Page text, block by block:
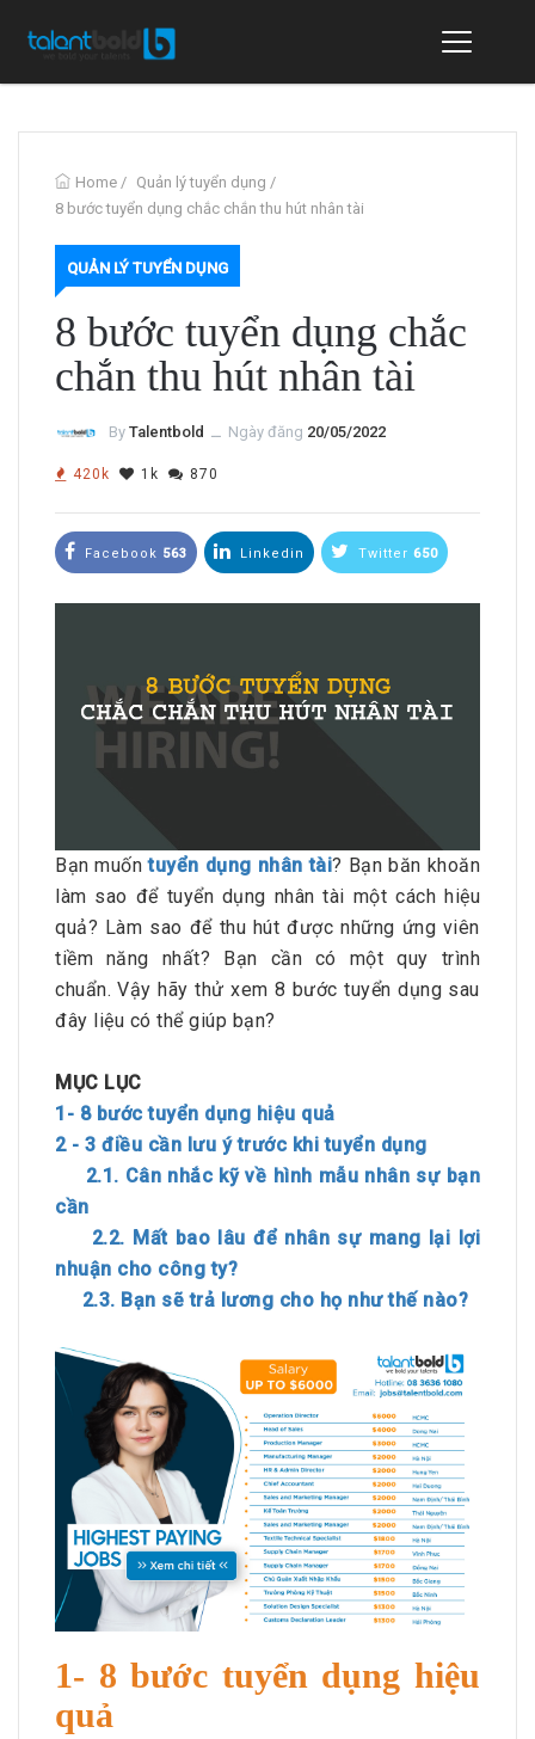
Home / Quản lý tuyển dụng /
8 bước tuyển dụng chắc chắn thu hút nhân tài
QUẢN LÝ TUYỂN DỤNG
8 bước tuyển dụng chắc
chắn thu hút nhân tài
By Talentbold ــ Ngày đăng 20/05/2022
420k 1k 870
Facebook 563 Linkedin Twitter 650
Bạn muốntuyển dụng nhân tài? Bạn băn khoăn
làm sao để tuyển dụng nhân tài một cách hiệu
quả? Làm sao để thu hút được những ứng viên
tiềm năng nhất? Bạn cần có một quy trình
chuẩn. Vậy hãy thử xem 8 bước tuyển dụng sau
đây liệu có thể giúp bạn?
MỤC LỤC
1- 8 bước tuyển dụng hiệu quả
2 - 3 điều cần lưu ý trước khi tuyển dụng
2.1. Cân nhắc kỹ về hình mẫu nhân sự bạn
cần
2.2. Mất bao lâu để nhân sự mang lại lợi
nhuận cho công ty?
2.3. Bạn sẽ trả lương cho họ như thế nào?
1- 8 bước tuyển dụng hiệu
quả